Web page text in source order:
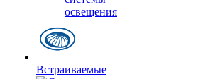
освещения
Встраиваемые